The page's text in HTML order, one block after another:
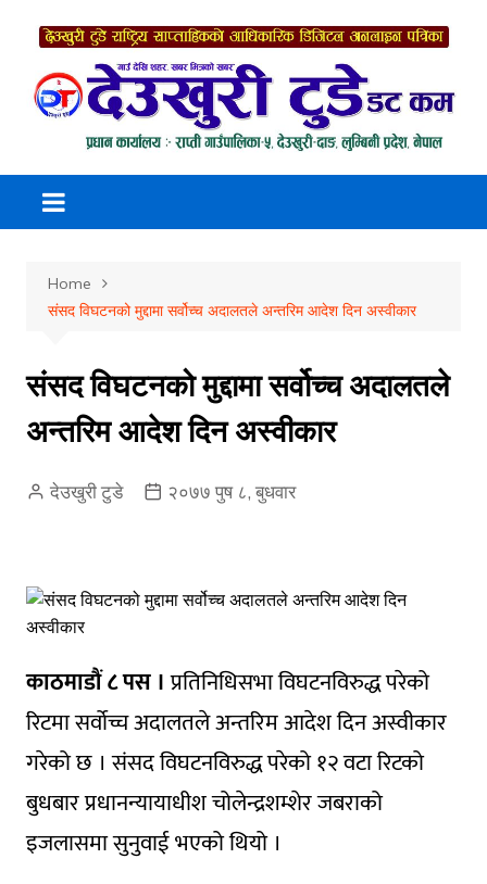
content
Home
संसद विघटनको मुद्दामा सर्वोच्च अदालतले अन्तरिम आदेश दिन अस्वीकार
संसद विघटनको मुद्दामा सर्वोच्च अदालतले
अन्तरिम आदेश दिन अस्वीकार
देउखुरी टुडे २०७७ पुष ८, बुधवार
काठमाडौं ८ पस ।प्रतिनिधिसभा विघटनविरुद्ध परेको
रिटमा सर्वोच्च अदालतले अन्तरिम आदेश दिन अस्वीकार
गरेको छ । संसद विघटनविरुद्ध परेको १२ वटा रिटको
बुधबार प्रधानन्यायाधीश चोलेन्द्रशम्शेर जबराको
इजलासमा सुनुवाई भएको थियो ।